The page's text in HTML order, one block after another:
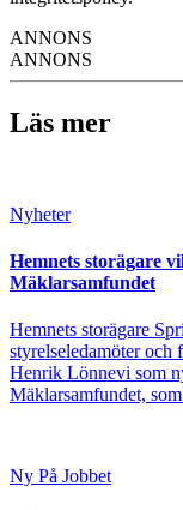
ANNONS
ANNONS
Läs mer
Nyheter
Hemnets storägare
Mäklarsamfundet
Hemnets storägare
styrelseledamöter och
Henrik Lönnevi som
Mäklarsamfundet,
Ny På Jobbet